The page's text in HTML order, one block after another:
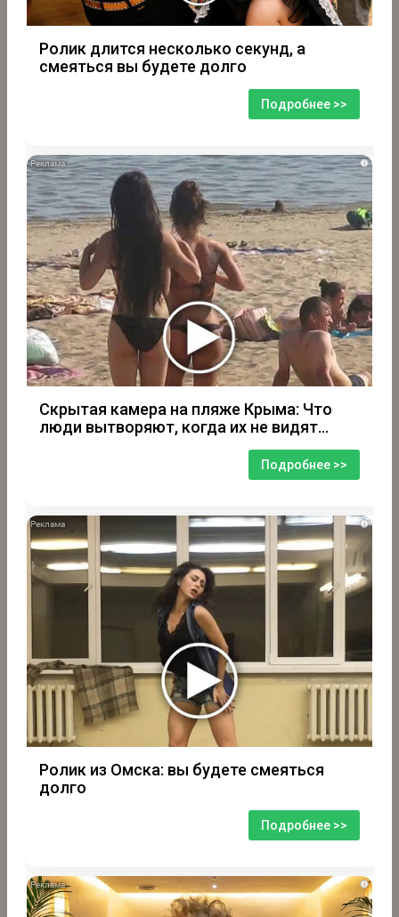
Ролик длится несколько секунд, а
смеяться вы будете долго
Подробнее >>
i
Скрытая камера на пляже Крыма: Что
люди вытворяют, когда их не видят...
Подробнее >>
i
Ролик из Омска: вы будете смеяться
долго
Подробнее >>
i